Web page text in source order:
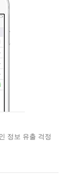
정보 유출 걱정